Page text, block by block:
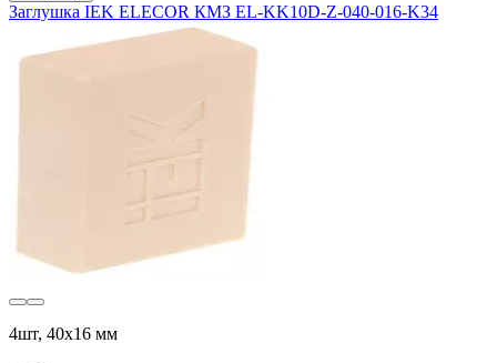
Заглушка IEK ELECOR КМЗ EL-KK10D-Z-040-016-K34
4шт, 40х16 мм